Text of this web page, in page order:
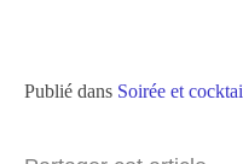
Publié dans Soirée et